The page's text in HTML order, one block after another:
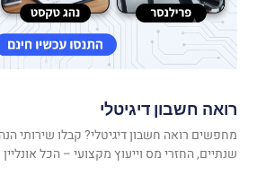
רואה חשבון דיגיטלי
מחפשים רואה חשבון דיגיטלי? קבלו שירותי
שנתיים, החזרי מס וייעוץ מקצועי – הכל